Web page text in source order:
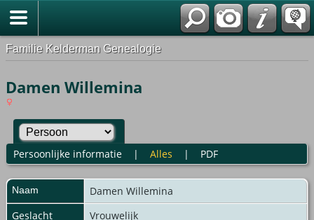
Familie Kelderman Genealogie
Damen Willemina
Persoonlijke informatie| Alles | PDF
Naam Damen Willemina
Geslacht
Vrouwelijk